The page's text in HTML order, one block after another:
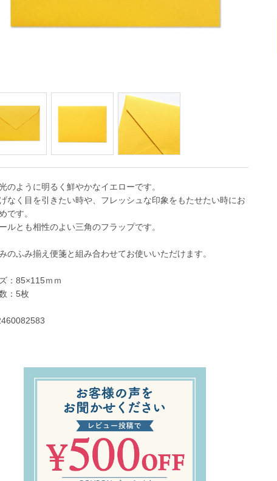
のように明るく鮮やかなイエローです。
なく目を引きたい時や、フレッシュな印象をもたせたい時にお
です。
ルとも相性のよい三角のフラップです。
のふみ揃え便箋と組み合わせてお使いいただけます。
：85×115ｍｍ
：5枚